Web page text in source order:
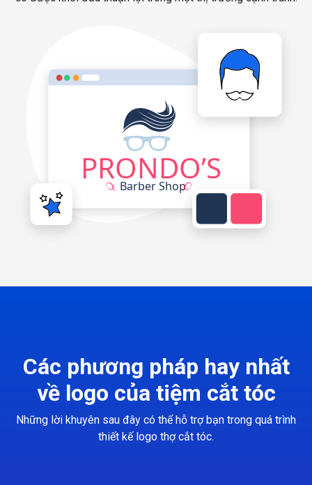
Các phương pháp hay nhất
về logo của tiệm cắt tóc
Những lời khuyên sau đây có thể hỗ trợ bạn trong quá trình
thiết kế logo thợ cắt tóc.